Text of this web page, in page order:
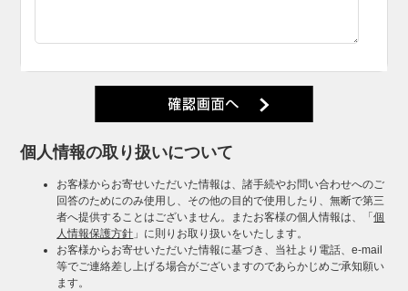
個人情報の取り扱いについて
お客様からお寄せいただいた情報は、諸手続やお問い合わせへのご
回答のためにのみ使用し、その他の目的で使用したり、無断で第三
者へ提供することはございません。またお客様の個人情報は、「個
人情報保護方針 」に則りお取り扱いをいたします。
お客様からお寄せいただいた情報に基づき、当社より電話、e-mail
等でご連絡差し上げる場合がございますのであらかじめご承知願い
ます。